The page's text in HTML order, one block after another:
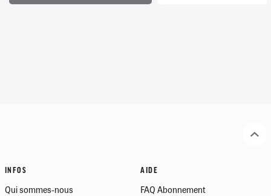
INFOS
Qui sommes-nous
AIDE
FAQ Abonnement